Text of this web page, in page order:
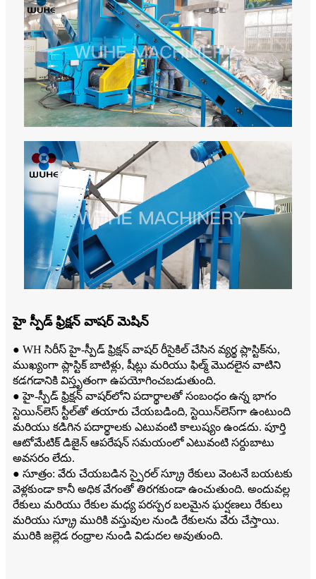
హై స్పీడ్ ఫ్రిక్షన్ వాషర్ మెషిన్
● WH సిరీస్ హై-స్పీడ్ ఫ్రిక్షన్ వాషర్ రీసైకిల్ చేసిన వ్యర్థ ప్లాస్టిక్‌ను,
ముఖ్యంగా ప్లాస్టిక్ బాటిళ్లు, షీట్లు మరియు ఫిల్మ్ మొదలైన వాటిని
కడగడానికి విస్తృతంగా ఉపయోగించబడుతుంది.
● హై-స్పీడ్ ఫ్రిక్షన్ వాషర్‌లోని పదార్థాలతో సంబంధం ఉన్న భాగం
స్టెయిన్‌లెస్ స్టీల్‌తో తయారు చేయబడింది, స్టెయిన్‌లెస్‌గా ఉంటుంది
మరియు కడిగిన పదార్థాలకు ఎటువంటి కాలుష్యం ఉండదు. పూర్తి
ఆటోమేటిక్ డిజైన్ ఆపరేషన్ సమయంలో ఎటువంటి సర్దుబాటు
అవసరం లేదు.
● సూత్రం: వేరు చేయబడిన స్పైరల్ స్క్రూ రేకులు వెంటనే బయటకు
వెళ్లకుండా కానీ అధిక వేగంతో తిరగకుండా ఉంచుతుంది. అందువల్ల
రేకులు మరియు రేకుల మధ్య పరస్పర బలమైన ఘర్షణలు రేకులు
మరియు స్క్రూ మురికి వస్తువుల నుండి రేకులను వేరు చేస్తాయి.
మురికి జల్లెడ రంధ్రాల నుండి విడుదల అవుతుంది.